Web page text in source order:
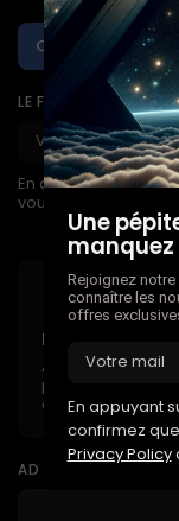
Créez un podcast
LE FACTEUR À
En appuyant sur le
vous avez lu et
Restez inspiré
Abonnez-vous
publications, aux
à jour exclusives
AD BANNER
Une
Rejoignez
connaître les
offres
En appuyant
confirmez
Privacy Policy